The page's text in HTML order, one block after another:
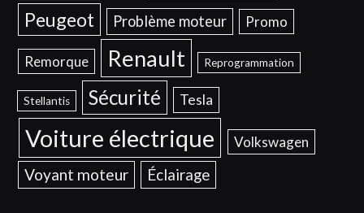
Peugeot Problème moteur Promo
Remorque Renault Reprogrammation
Stellantis Sécurité Tesla
Voiture électrique Volkswagen
Voyant moteur Éclairage